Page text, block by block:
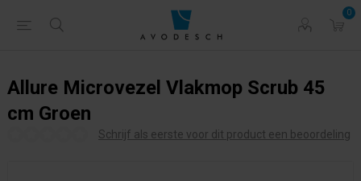
0
Allure Microvezel Vlakmop Scrub 45
cm Groen
Schrijf als eerste voor dit product een beoordeling